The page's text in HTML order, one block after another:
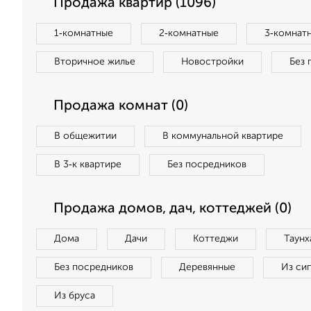
Продажа квартир (1096)
1‑комнатные 2‑комнатные
Вторичное жилье Новостройки Без
Продажа комнат (0)
В общежитии В коммунальной квартире
В 3‑к квартире Без посредников
Продажа домов, дач, коттеджей (0)
Дома Дачи Коттеджи
Без посредников Деревянные Из
Из бруса